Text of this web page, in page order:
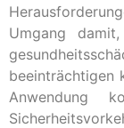
Umgang
beeinträchtigen
Anwendung